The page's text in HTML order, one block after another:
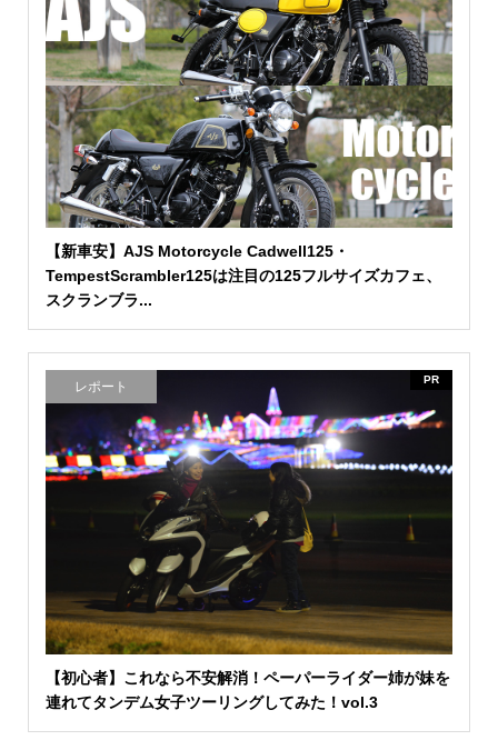
【新車安】AJS Motorcycle Cadwell125・
TempestScrambler125は注目の125フルサイズカフェ、
スクランブラ...
レポート PR
【初心者】これなら不安解消！ペーパーライダー姉が妹を
連れてタンデム女子ツーリングしてみた！vol.3